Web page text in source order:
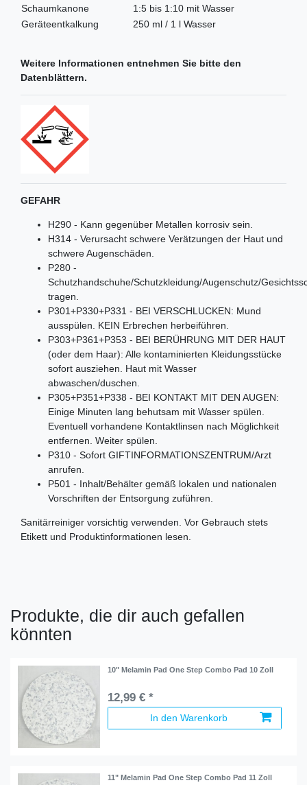
Schaumkanone
1:5 bis 1:10 mit Wasser
Geräteentkalkung
250 ml / 1 l Wasser
Weitere Informationen entnehmen Sie bitte den
Datenblättern.
GEFAHR
H290 - Kann gegenüber Metallen korrosiv sein.
H314 - Verursacht schwere Verätzungen der Haut und
schwere Augenschäden.
P280 -
Schutzhandschuhe/Schutzkleidung/Augenschutz/
tragen.
P301+P330+P331 - BEI VERSCHLUCKEN: Mund
ausspülen. KEIN Erbrechen herbeiführen.
P303+P361+P353 - BEI BERÜHRUNG MIT DER HAUT
(oder dem Haar): Alle kontaminierten Kleidungsstücke
sofort ausziehen. Haut mit Wasser
abwaschen/duschen.
P305+P351+P338 - BEI KONTAKT MIT DEN AUGEN:
Einige Minuten lang behutsam mit Wasser spülen.
Eventuell vorhandene Kontaktlinsen nach Möglichkeit
entfernen. Weiter spülen.
P310 - Sofort GIFTINFORMATIONSZENTRUM/Arzt
anrufen.
P501 - Inhalt/Behälter gemäß lokalen und nationalen
Vorschriften der Entsorgung zuführen.
Sanitärreiniger vorsichtig verwenden. Vor Gebrauch stets
Etikett und Produktinformationen lesen.
Produkte, die dir auch gefallen
könnten
10" Melamin Pad One Step Combo Pad 10 Zoll
12,99 € *
In den Warenkorb
11" Melamin Pad One Step Combo Pad 11 Zoll